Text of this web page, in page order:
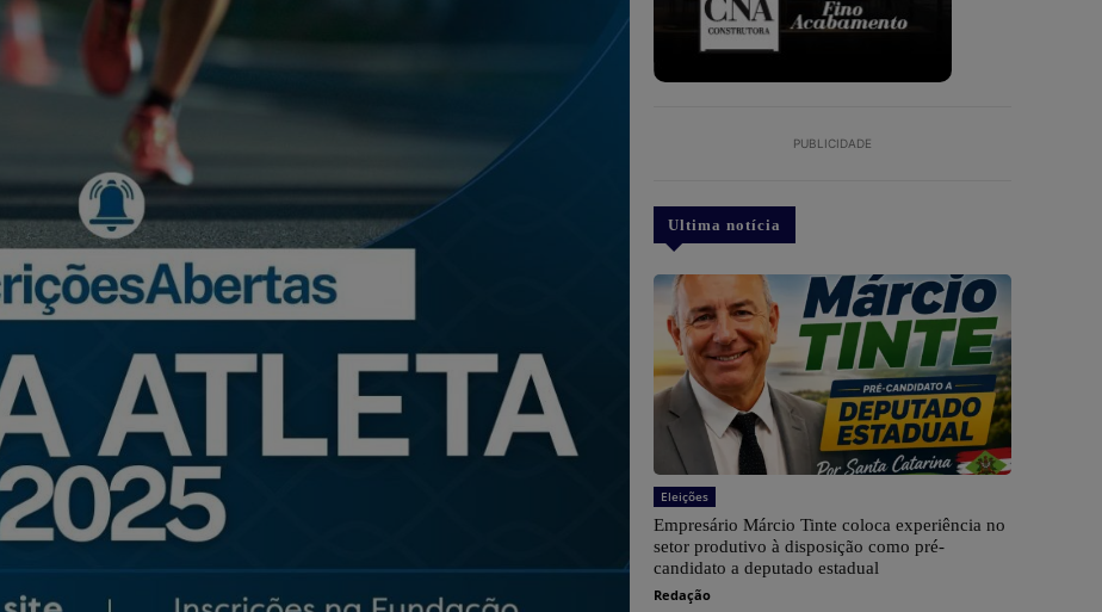
PUBLICIDADE
Ultima notícia
Eleições
Empresário Márcio Tinte coloca experiência no
setor produtivo à disposição como pré-
candidato a deputado estadual
Redação